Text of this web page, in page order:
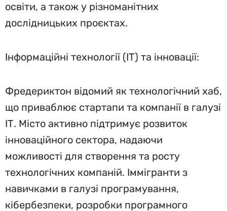
освіти, а також у різноманітних
дослідницьких проєктах.
Інформаційні технології (ІТ) та інновації:
Фредериктон відомий як технологічний хаб,
що приваблює стартапи та компанії в галузі
ІТ. Місто активно підтримує розвиток
інноваційного сектора, надаючи
можливості для створення та росту
технологічних компаній. Іммігранти з
навичками в галузі програмування,
кібербезпеки, розробки програмного